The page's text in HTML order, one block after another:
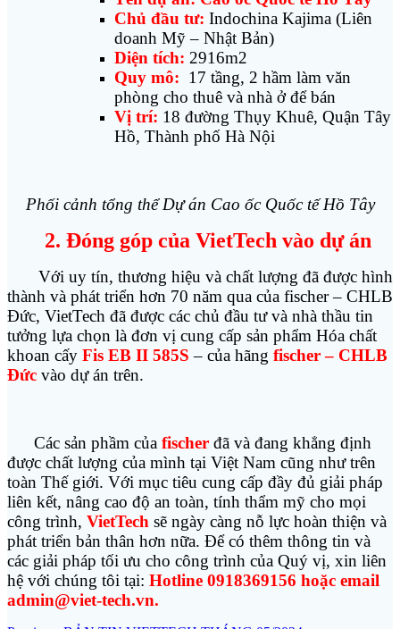
Chủ đầu tư: Indochina Kajima (Liên
doanh Mỹ – Nhật Bản)
Diện tích: 2916m2
Quy mô: 17 tầng, 2 hầm làm văn
phòng cho thuê và nhà ở để bán
Vị trí: 18 đường Thụy Khuê, Quận Tây
Hồ, Thành phố Hà Nội
Phối cảnh tổng thể Dự án Cao ốc Quốc tế Hồ Tây
2. Đóng góp của VietTech vào dự án
Với uy tín, thương hiệu và chất lượng đã được hình
thành và phát triển hơn 70 năm qua của fischer – CHLB
Đức, VietTech đã được các chủ đầu tư và nhà thầu tin
tưởng lựa chọn là đơn vị cung cấp sản phẩm Hóa chất
khoan cấy Fis EB II 585S – của hãng fischer – CHLB
Đức vào dự án trên.
Các sản phầm của fischer đã và đang khẳng định
được chất lượng của mình tại Việt Nam cũng như trên
toàn Thế giới. Với mục tiêu cung cấp đầy đủ giải pháp
liên kết, nâng cao độ an toàn, tính thẩm mỹ cho mọi
công trình, VietTech sẽ ngày càng nỗ lực hoàn thiện và
phát triển bản thân hơn nữa. Để có thêm thông tin và
các giải pháp tối ưu cho công trình của Quý vị, xin liên
hệ với chúng tôi tại: Hotline 0918369156 hoặc email
admin@viet-tech.vn.